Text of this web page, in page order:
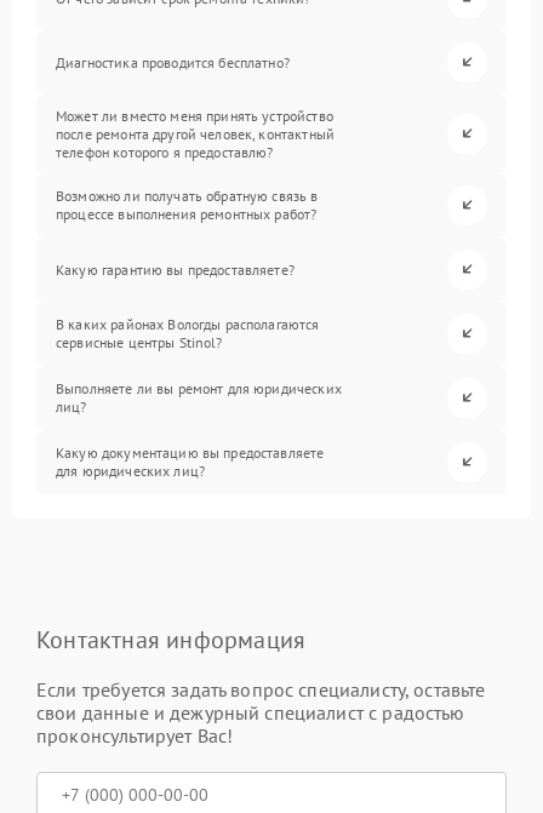
Диагностика проводится бесплатно?
Может ли вместо меня принять устройство
после ремонта другой человек, контактный
телефон которого я предоставлю?
Возможно ли получать обратную связь в
процессе выполнения ремонтных работ?
Какую гарантию вы предоставляете?
В каких районах Вологды располагаются
сервисные центры Stinol?
Выполняете ли вы ремонт для юридических
лиц?
Какую документацию вы предоставляете
для юридических лиц?
Контактная информация
Если требуется задать вопрос специалисту, оставьте
свои данные и дежурный специалист с радостью
проконсультирует Вас!